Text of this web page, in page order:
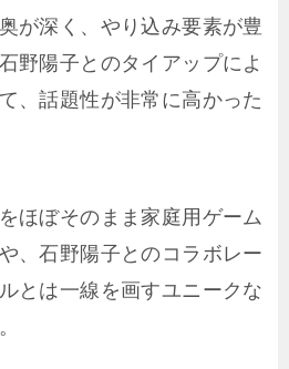
が深く、やり込み要素が豊
野陽子とのタイアップによ
、話題性が非常に高かった
ほぼそのまま家庭用ゲーム
、石野陽子とのコラボレー
とは一線を画すユニークな